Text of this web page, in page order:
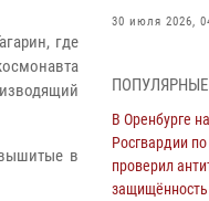
где
в
30 июля 2026,
Дню
28 июля 2026,
Росгвардейцы
В Оренбурге
Росгвардии
проверил
защищённость